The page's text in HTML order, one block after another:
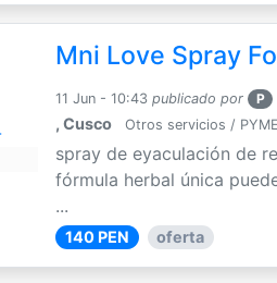
Mni Love Spray
11 Jun - 10:43 publicado por P
, Cusco Otros servicios /
spray de eyaculación de
fórmula herbal única
...
140 PEN oferta